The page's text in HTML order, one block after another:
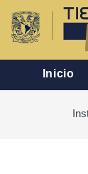
Inicio